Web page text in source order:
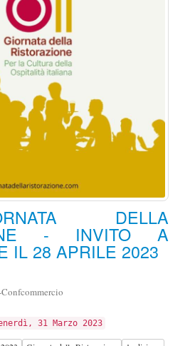
DELLA
- INVITO A
IL 28 APRILE 2023
31 Marzo 2023